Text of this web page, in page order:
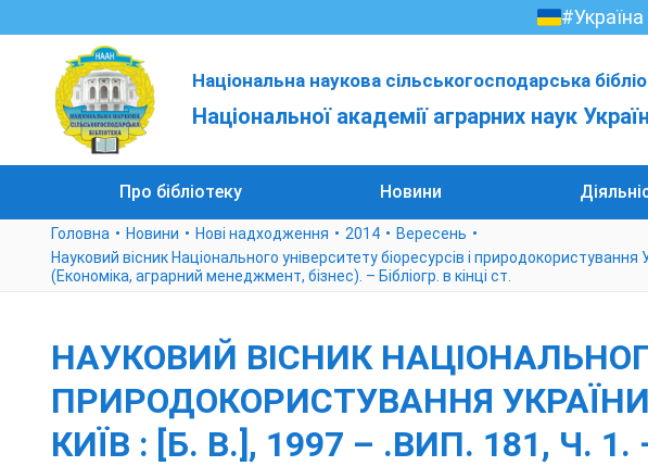
Національна наукова сільськогосподарська
Національної академії аграрних наук
Про бібліотеку Новини
Головна Новини Нові надходження 2014
Вересень
Науковий вісник Національного університету біоресурсів і
(Економіка, аграрний менеджмент, бізнес). – Бібліогр. в кінці ст.
НАУКОВИЙ ВІСНИК
ПРИРОДОКОРИСТУВАННЯ
КИЇВ : [Б. В.], 1997 – .ВИП. 181, Ч.